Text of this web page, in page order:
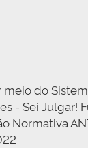
meio do
- Sei Julgar!
Normativa